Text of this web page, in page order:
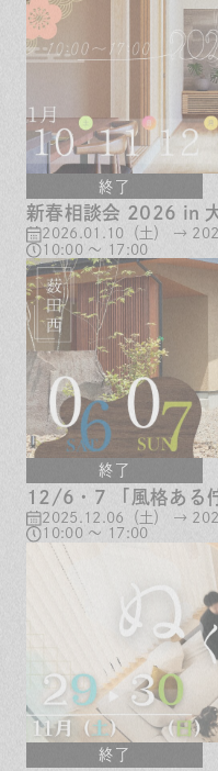
終了
新春相
2026.01.10（土） →
10:00 ～ 17:00
終了
12/6・7 「風格ある
2025.12.06（土） →
10:00 ～ 17:00
終了